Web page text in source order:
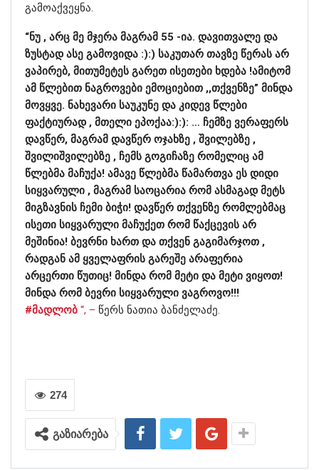
გამოაქვეყნა.
“ნუ , არც მე მჯერა მაგრამ 55 -ია. დავითვალე და
ზუსტად ასე გამოვიდა :):) საკუთარ თავზე წერას არ
ვაპირებ, მითუმეტეს გარეთ ისეთები ხდება !ამიტომ
ამ წლებით ნაგროვები ემოციებით ,,თქვენზე” მინდა
მოვყვე. ნახევარი საუკუნე და კიდევ წლები
ფაქტიურად , მთელი ეპოქაა:):): … ჩემზე ვერაფერს
დავწერ, მაგრამ დავწერ ოჯახზე , შვილებზე ,
შვილიშვილებზე , ჩემს გოგიჩაზე რომელიც ამ
წლებმა მაჩუქა! ამავე წლებმა წამართვა ეს დიდი
სიყვარული , მაგრამ საოცარია რომ ასმაგად მეტს
მიგზავნის ჩემი ბიჭი! დავწერ თქვენზე რომლებმაც
ისეთი სიყვარული მაჩუქეთ რომ წაქცევის არ
მეშინია! ბევრნი ხართ და თქვენ გაგიმარჯოთ ,
რადგან ამ ყველაფრის გარეშე არაფერია
არცერთი წუთიც! მინდა რომ მეტი და მეტი ვიყოთ!
მინდა რომ ბევრი სიყვარული ვაგროვო!!!
#მადლობ “, – წერს ნათია ბანძელაძე.
274
გაზიარება